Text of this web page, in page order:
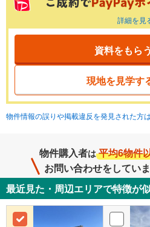
詳細を見
資料をもらう
現地を見学す
物件情報の誤りや掲載違反を発見された方
物件購入者は 平均6物件
お問い合わせをしてい
最近見た・周辺エリアで特徴が